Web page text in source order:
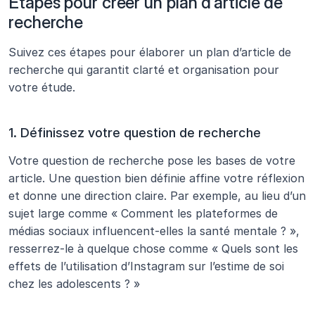
recherche
Suivez ces étapes pour élaborer un plan d’article de
recherche qui garantit clarté et organisation pour
votre étude.
1. Définissez votre question de recherche
Votre question de recherche pose les bases de votre
article. Une question bien définie affine votre réflexion
et donne une direction claire. Par exemple, au lieu d’un
sujet large comme « Comment les plateformes de
médias sociaux influencent-elles la santé mentale ? »,
resserrez-le à quelque chose comme « Quels sont les
effets de l’utilisation d’Instagram sur l’estime de soi
chez les adolescents ? »